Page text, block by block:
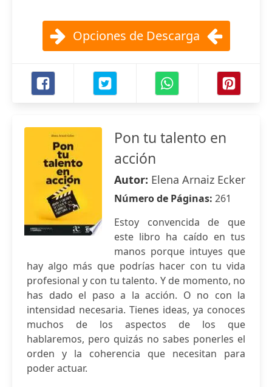
Opciones de Descarga
Pon tu talento en
acción
Autor: Elena Arnaiz Ecker
Número de Páginas: 261
Estoy convencida de que
este libro ha caído en tus
manos porque intuyes que
hay algo más que podrías hacer con tu vida
profesional y con tu talento. Y de momento, no
has dado el paso a la acción. O no con la
intensidad necesaria. Tienes ideas, ya conoces
muchos de los aspectos de los que
hablaremos, pero quizás no sabes ponerles el
orden y la coherencia que necesitan para
poder actuar.